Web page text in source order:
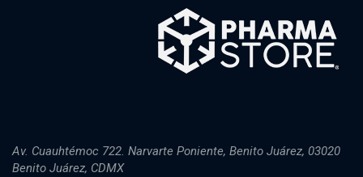
Av. Cuauhtémoc 722. Narvarte Poniente, Benito Juárez, 03020
Benito Juárez, CDMX